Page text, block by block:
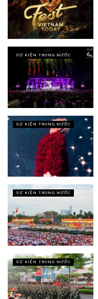
SỰ KIỆN TRONG NƯỚC
SỰ KIỆN TRONG NƯỚC
SỰ KIỆN TRONG NƯỚC
SỰ KIỆN TRONG NƯỚC